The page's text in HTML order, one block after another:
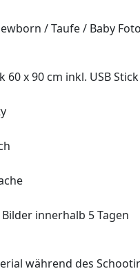
/ Taufe / Baby
60 x 90 cm inkl. USB Stick
Bilder innerhalb 5Tagen
während des